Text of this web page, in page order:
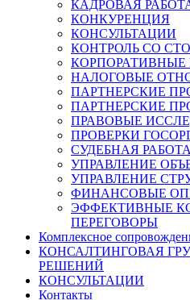
КАДРОВАЯ
КОНКУРЕНЦИЯ
КОНСУЛЬТАЦИИ
КОНТРОЛЬ СО
НАЛОГОВЫЕ
ПАРТНЕРСКИЕ
ПАРТНЕРСКИЕ
ПРАВОВЫЕ
ПРОВЕРКИ
СУДЕБНАЯ
УПРАВЛЕНИЕ
УПРАВЛЕНИЕ
ФИНАНСОВЫЕ
ЭФФЕКТИВНЫЕ
ПЕРЕГОВОРЫ
Комплексное
КОНСАЛТИНГОВАЯ
РЕШЕНИЙ
КОНСУЛЬТАЦИИ
Контакты